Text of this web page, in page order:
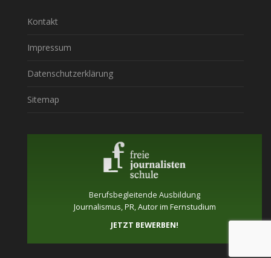
Kontakt
Impressum
Datenschutzerklärung
Sitemap
Berufsbegleitende Ausbildung
Journalismus, PR, Autor im Fernstudium
JETZT BEWERBEN!